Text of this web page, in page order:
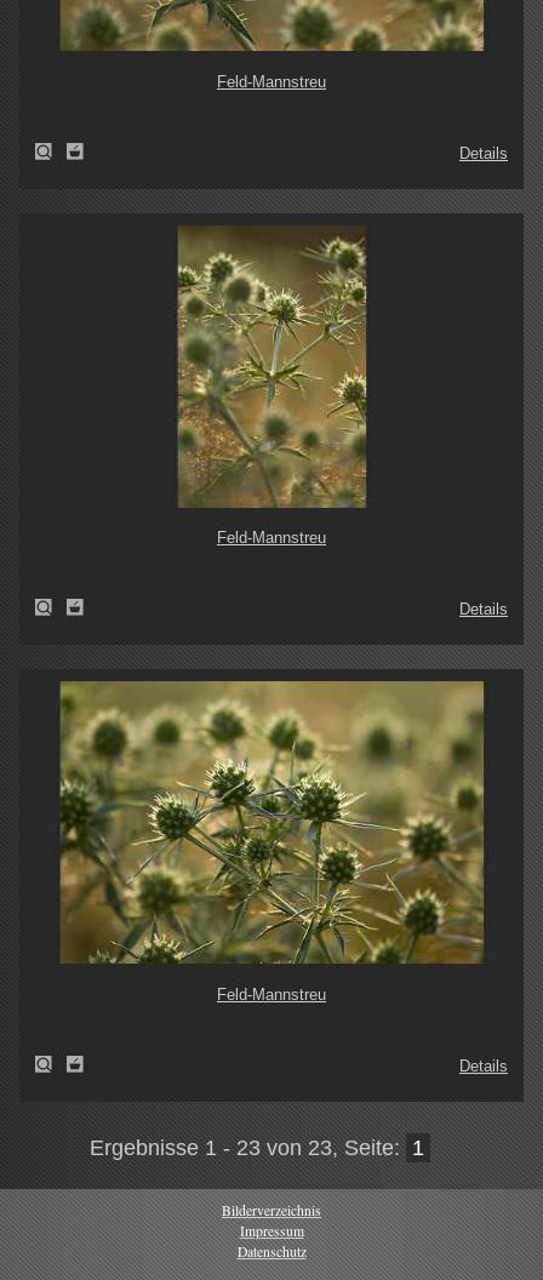
Feld-Mannstreu
Details
Feld-Mannstreu
Details
Feld-Mannstreu
Details
Ergebnisse 1 - 23 von 23, Seite: 1
Bilderverzeichnis
Impressum
Datenschutz